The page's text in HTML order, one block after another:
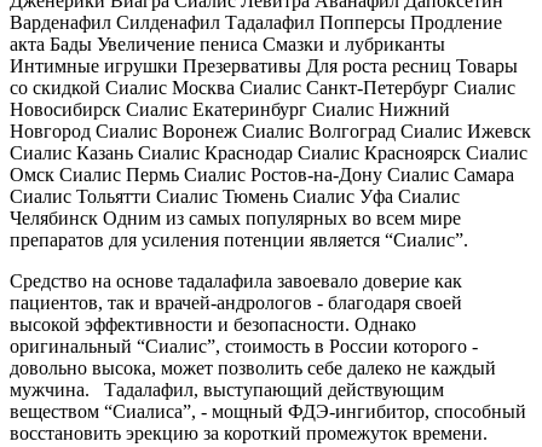
Варденафил Силденафил Тадалафил Попперсы Продление
акта Бады Увеличение пениса Смазки и лубриканты
Интимные игрушки Презервативы Для роста ресниц Товары
со скидкой Сиалис Москва Сиалис Санкт-Петербург Сиалис
Новосибирск Сиалис Екатеринбург Сиалис Нижний
Новгород Сиалис Воронеж Сиалис Волгоград Сиалис Ижевск
Сиалис Казань Сиалис Краснодар Сиалис Красноярск Сиалис
Омск Сиалис Пермь Сиалис Ростов-на-Дону Сиалис Самара
Сиалис Тольятти Сиалис Тюмень Сиалис Уфа Сиалис
Челябинск Одним из самых популярных во всем мире
препаратов для усиления потенции является “Сиалис”.
Средство на основе тадалафила завоевало доверие как
пациентов, так и врачей-андрологов - благодаря своей
высокой эффективности и безопасности. Однако
оригинальный “Сиалис”, стоимость в России которого -
довольно высока, может позволить себе далеко не каждый
мужчина. Тадалафил, выступающий действующим
веществом “Сиалиса”, - мощный ФДЭ-ингибитор, способный
восстановить эрекцию за короткий промежуток времени.